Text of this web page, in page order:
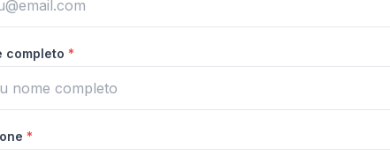
completo *
*